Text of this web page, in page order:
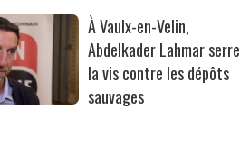
À Vaulx-en-Velin,
Abdelkader Lahmar serre
la vis contre les dépôts
sauvages